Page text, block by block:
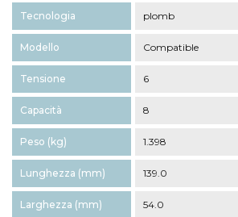
Tecnologia plomb
Modello Compatible
Tensione 6
Capacità 8
Peso (kg) 1.398
Lunghezza (mm) 139.0
Larghezza (mm) 54.0